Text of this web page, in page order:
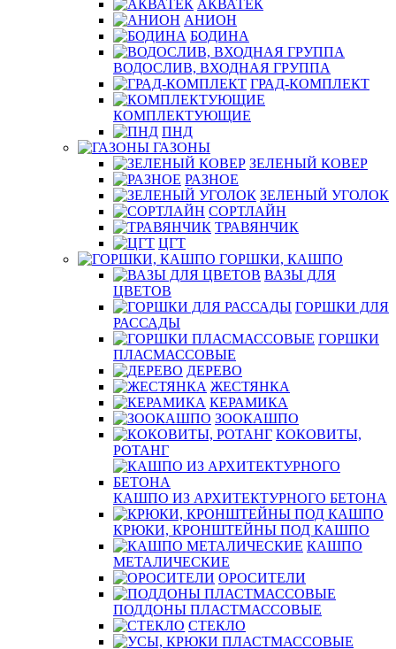
АКВАТЕК
АНИОН
БОДИНА
ВОДОСЛИВ, ВХОДНАЯ ГРУППА
ГРАД-КОМПЛЕКТ
КОМПЛЕКТУЮЩИЕ
ПНД
ГАЗОНЫ
ЗЕЛЕНЫЙ КОВЕР
РАЗНОЕ
ЗЕЛЕНЫЙ УГОЛОК
СОРТЛАЙН
ТРАВЯНЧИК
ЦГТ
ГОРШКИ, КАШПО
ВАЗЫ ДЛЯ
ЦВЕТОВ
ГОРШКИ ДЛЯ
РАССАДЫ
ГОРШКИ
ПЛАСМАССОВЫЕ
ДЕРЕВО
ЖЕСТЯНКА
КЕРАМИКА
ЗООКАШПО
КОКОВИТЫ,
РОТАНГ
КАШПО ИЗ АРХИТЕКТУРНОГО БЕТОНА
КРЮКИ, КРОНШТЕЙНЫ ПОД КАШПО
КАШПО
МЕТАЛИЧЕСКИЕ
ОРОСИТЕЛИ
ПОДДОНЫ ПЛАСТМАССОВЫЕ
СТЕКЛО